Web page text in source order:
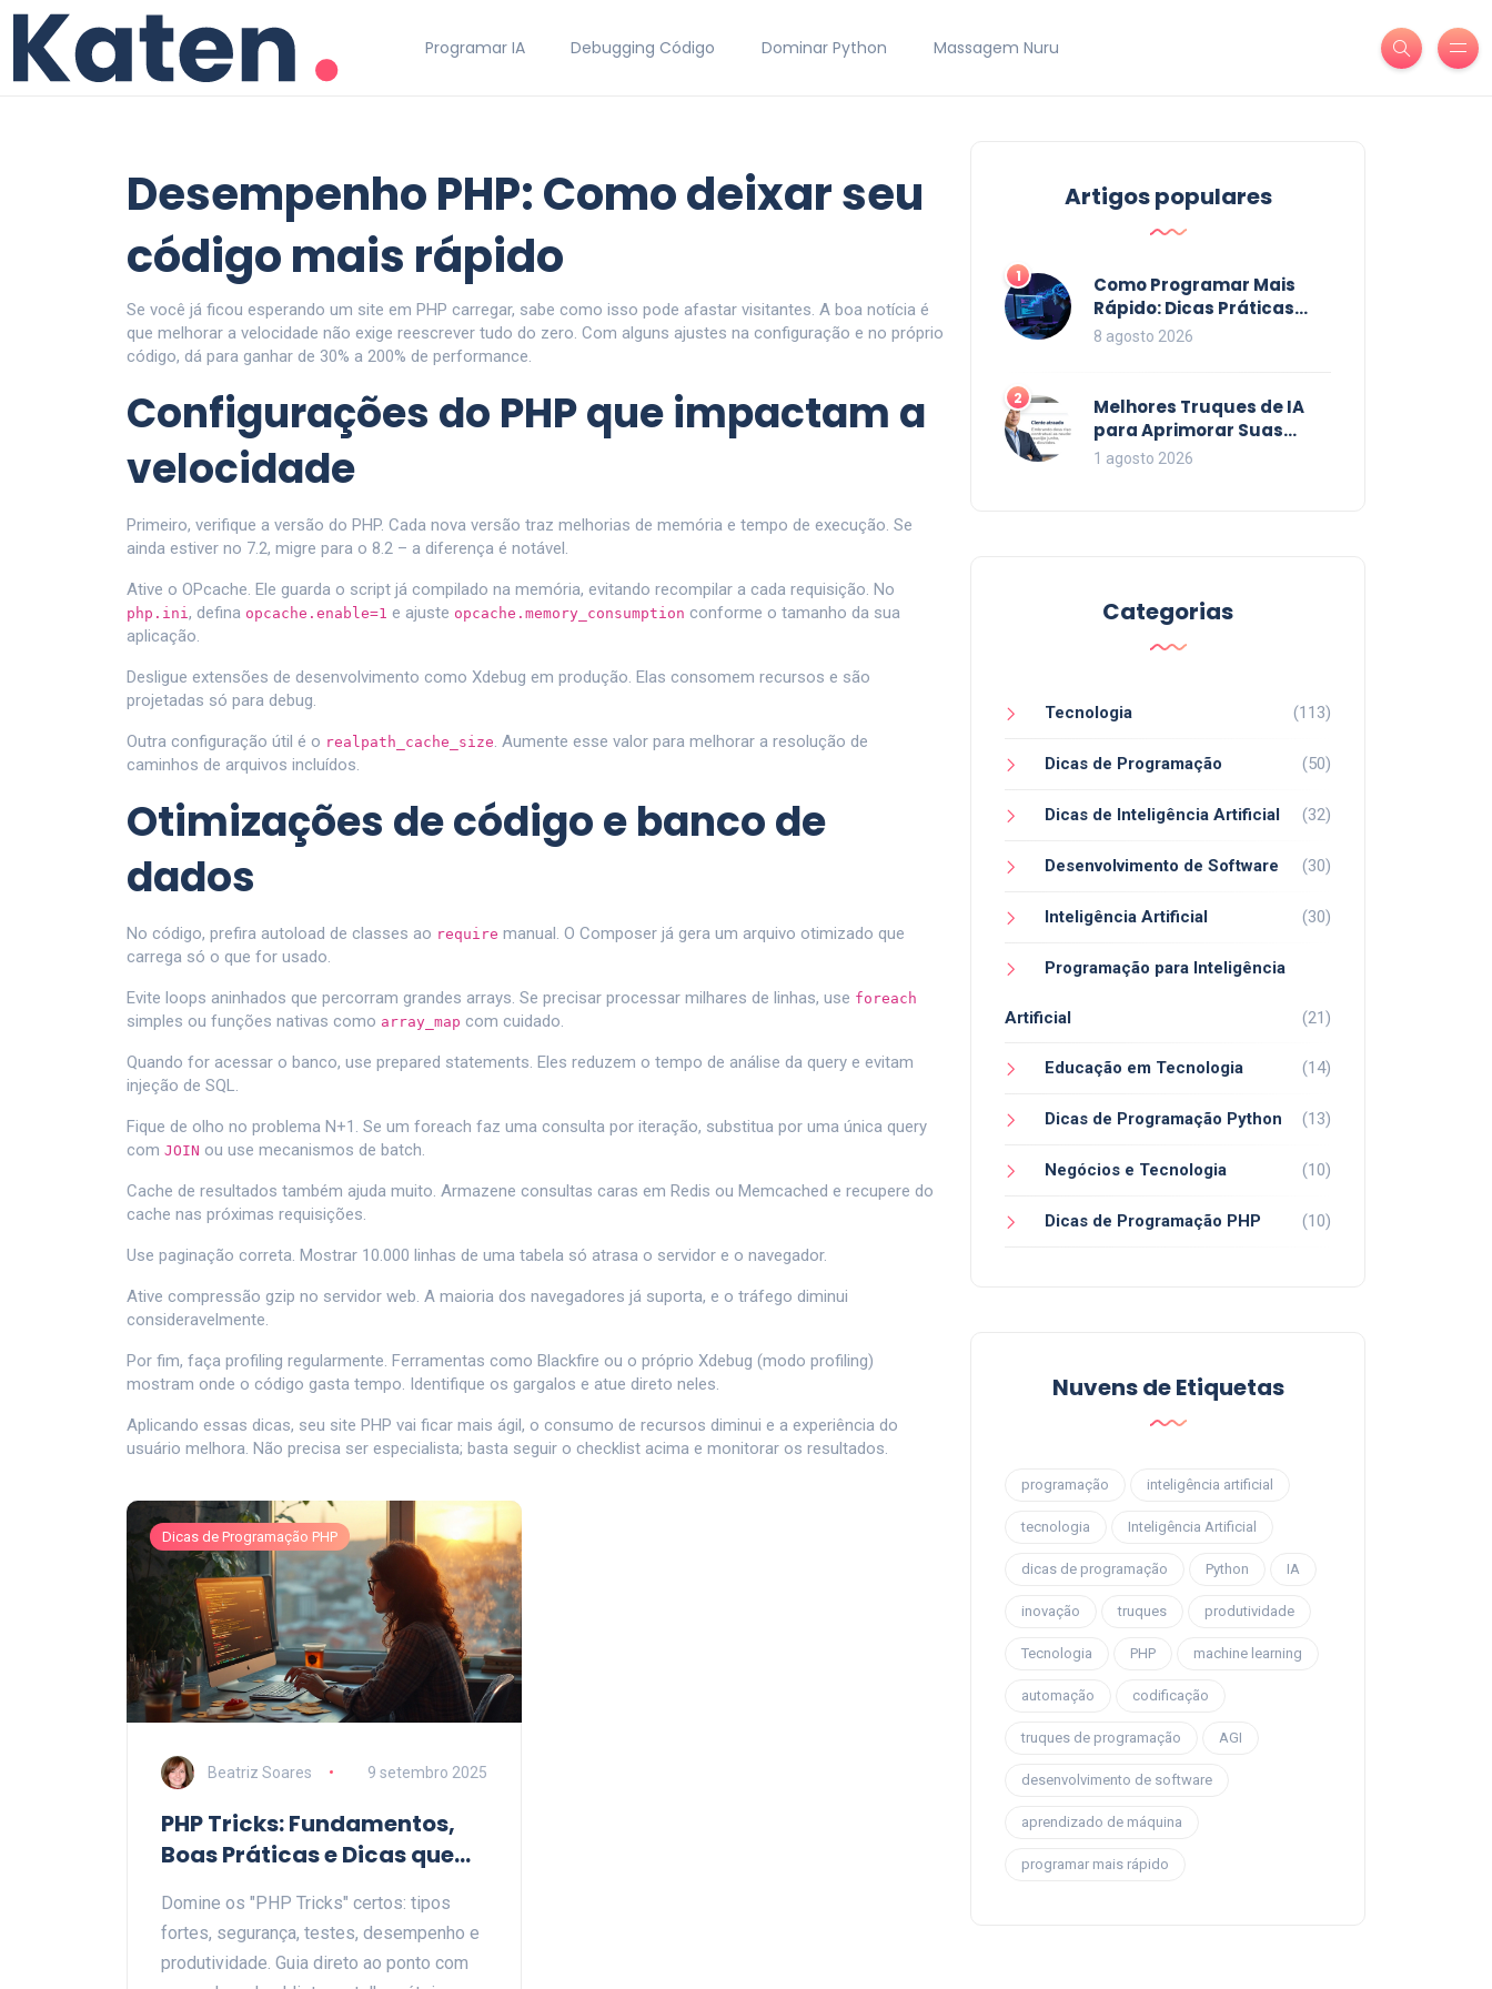
Programar IA Debugging Código Dominar Python Massagem Nuru
Desempenho PHP: Como deixar seu
código mais rápido
Se você já ficou esperando um site em PHP carregar, sabe como isso pode afastar visitantes. A boa notícia é
que melhorar a velocidade não exige reescrever tudo do zero. Com alguns ajustes na configuração e no próprio
código, dá para ganhar de 30% a 200% de performance.
Configurações do PHP que impactam a
velocidade
Primeiro, verifique a versão do PHP. Cada nova versão traz melhorias de memória e tempo de execução. Se
ainda estiver no 7.2, migre para o 8.2 – a diferença é notável.
Ative o OPcache. Ele guarda o script já compilado na memória, evitando recompilar a cada requisição. No
php.ini, defina opcache.enable=1 e ajuste opcache.memory_consumption conforme o tamanho da sua
aplicação.
Desligue extensões de desenvolvimento como Xdebug em produção. Elas consomem recursos e são
projetadas só para debug.
Outra configuração útil é o realpath_cache_size. Aumente esse valor para melhorar a resolução de
caminhos de arquivos incluídos.
Otimizações de código e banco de
dados
No código, prefira autoload de classes ao require manual. O Composer já gera um arquivo otimizado que
carrega só o que for usado.
Evite loops aninhados que percorram grandes arrays. Se precisar processar milhares de linhas, use foreach
simples ou funções nativas como array_map com cuidado.
Quando for acessar o banco, use prepared statements. Eles reduzem o tempo de análise da query e evitam
injeção de SQL.
Fique de olho no problema N+1. Se um foreach faz uma consulta por iteração, substitua por uma única query
com JOIN ou use mecanismos de batch.
Cache de resultados também ajuda muito. Armazene consultas caras em Redis ou Memcached e recupere do
cache nas próximas requisições.
Use paginação correta. Mostrar 10.000 linhas de uma tabela só atrasa o servidor e o navegador.
Ative compressão gzip no servidor web. A maioria dos navegadores já suporta, e o tráfego diminui
consideravelmente.
Por fim, faça profiling regularmente. Ferramentas como Blackfire ou o próprio Xdebug (modo profiling)
mostram onde o código gasta tempo. Identifique os gargalos e atue direto neles.
Aplicando essas dicas, seu site PHP vai ficar mais ágil, o consumo de recursos diminui e a experiência do
usuário melhora. Não precisa ser especialista; basta seguir o checklist acima e monitorar os resultados.
Dicas de Programação PHP
Beatriz Soares 9 setembro 2025
PHP Tricks: Fundamentos,
Boas Práticas e Dicas que
Domine os "PHP Tricks" certos: tipos
fortes, segurança, testes, desempenho e
produtividade. Guia direto ao ponto com
Artigos populares
1
Como Programar Mais
Rápido: Dicas Práticas
para Acelerar seu Código
8 agosto 2026
2
Melhores Truques de IA
para Aprimorar Suas
Habilidades em 2026
1 agosto 2026
Categorias
Tecnologia (113)
Dicas de Programação (50)
Dicas de Inteligência Artificial (32)
Desenvolvimento de Software (30)
Inteligência Artificial (30)
Programação para Inteligência
Artificial (21)
Educação em Tecnologia (14)
Dicas de Programação Python (13)
Negócios e Tecnologia (10)
Dicas de Programação PHP (10)
Nuvens de Etiquetas
programação inteligência artificial
tecnologia Inteligência Artificial
dicas de programação Python IA
inovação truques produtividade
Tecnologia PHP machine learning
automação codificação
truques de programação AGI
desenvolvimento de software
aprendizado de máquina
programar mais rápido